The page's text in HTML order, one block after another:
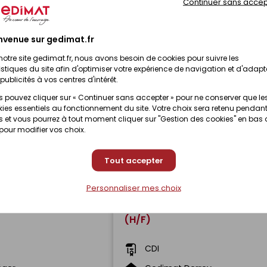
sur gedimat.fr
site gedimat.fr, nous avons besoin de cookies pour suivre les
du site afin d'optimiser votre expérience de navigation et
à vos centres d'intérêt.
pouvez cliquer sur « Continuer sans accepter » pour ne conserver que
essentiels au fonctionnement du site. Votre choix sera retenu pendant
et vous pourrez à tout moment cliquer sur "Gestion des cookies" en bas
modifier vos choix.
Tout accepter
Personnaliser mes choix
(H/F)
Gedimat GBMC
Pontarlier (25)
- CDD (H/F)
Besbre (03)
Chauffeur Poids Livreur (H/F)
Gedimat MCF
Yzeure (03)
Comptoir (H/F)
(H/F)
CDI